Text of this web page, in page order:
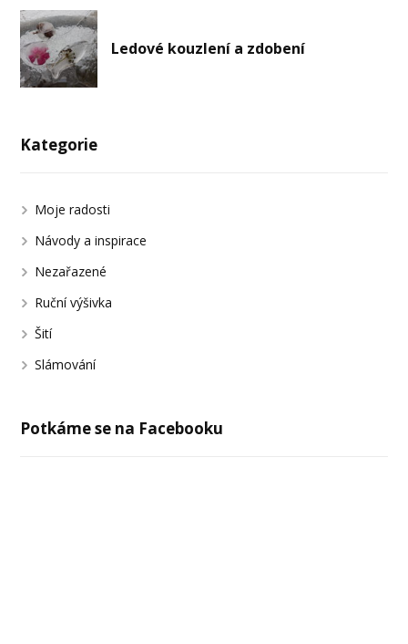
Ledové kouzlení a zdobení
Kategorie
Moje radosti
Návody a inspirace
Nezařazené
Ruční výšivka
Šití
Slámování
Potkáme se na Facebooku